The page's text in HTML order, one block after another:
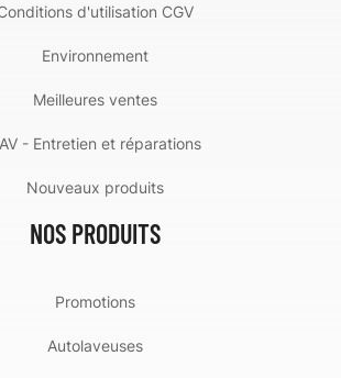
d'utilisation CGV
Environnement
Meilleures ventes
- Entretien et réparations
Nouveaux produits
NOS PRODUITS
Promotions
Autolaveuses